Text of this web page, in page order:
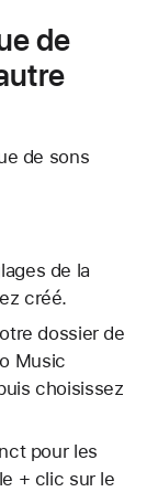
de
de sons
de la
créé.
dossier de
Music
choisissez
pour les
+ clic sur le